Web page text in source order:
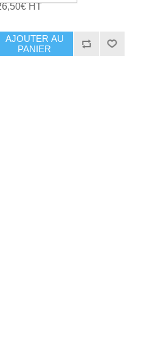
HT
AJOUTER AU
PANIER